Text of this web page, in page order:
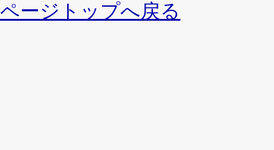
ページトップへ戻る